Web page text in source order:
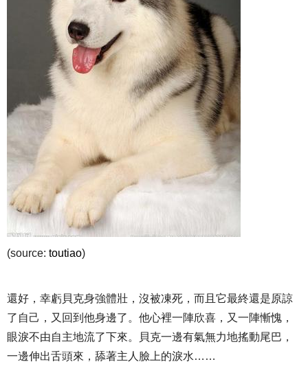
(source: toutiao)
還好，幸虧貝克身強體壯，沒被凍死，而且它最終還是原諒
了自己，又回到他身邊了。他心裡一陣欣喜，又一陣慚愧，
眼淚不由自主地流了下來。貝克一邊有氣無力地搖動尾巴，
一邊伸出舌頭來，舔著主人臉上的淚水……